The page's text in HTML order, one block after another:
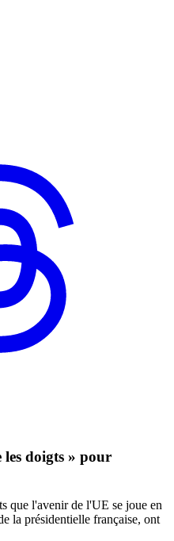
les doigts » pour
que l'avenir de l'UE se joue en
la présidentielle française, ont